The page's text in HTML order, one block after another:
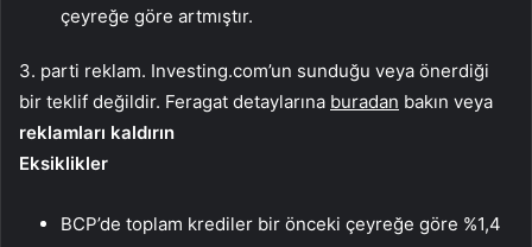
çeyreğe göre artmıştır.
3. parti reklam. Investing.com’un sunduğu veya önerdiği
bir teklif değildir. Feragat detaylarına buradan bakın veya
reklamları kaldırın
Eksiklikler
BCP’de toplam krediler bir önceki çeyreğe göre %1,4